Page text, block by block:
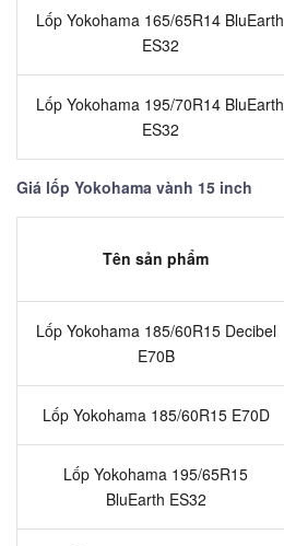
Lốp Yokohama 165/65R14 BluEarth
ES32
Lốp Yokohama 195/70R14 BluEarth
ES32
Giá lốp Yokohama vành 15 inch
Tên sản phẩm
Lốp Yokohama 185/60R15 Decibel
E70B
Lốp Yokohama 185/60R15 E70D
Lốp Yokohama 195/65R15
BluEarth ES32